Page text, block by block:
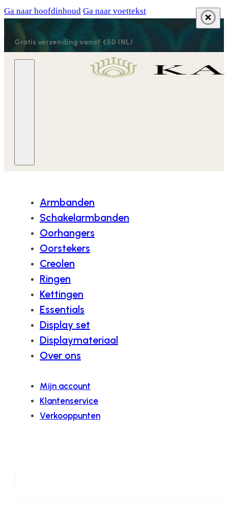
Ga naar hoofdinhoud Ga naar voettekst
Gratis verzending vanaf €50 (NL)
Armbanden
Schakelarmbanden
Oorhangers
Oorstekers
Creolen
Ringen
Kettingen
Essentials
Display set
Displaymateriaal
Over ons
Mijn account
Klantenservice
Verkooppunten